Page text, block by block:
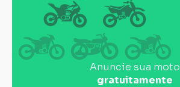
Anuncie sua moto
gratuitamente